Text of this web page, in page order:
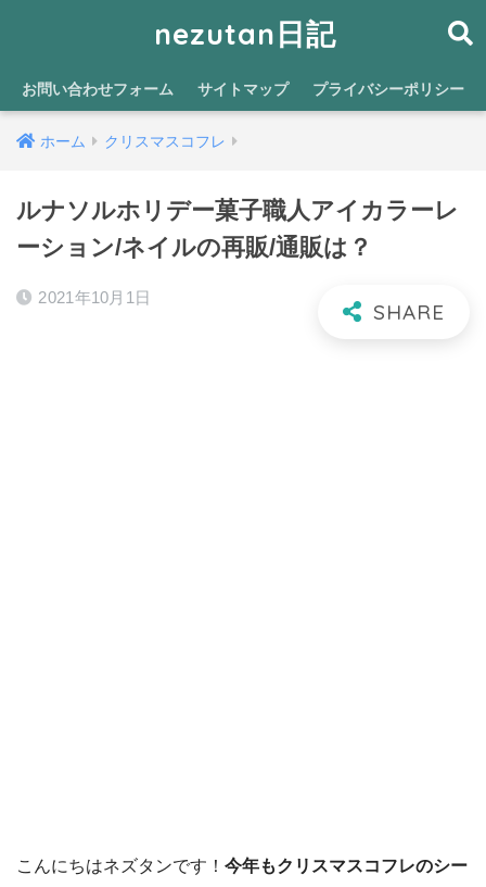
nezutan日記
お問い合わせフォーム サイトマップ プライバシーポリシー
ホーム クリスマスコフレ
ルナソルホリデー菓子職人アイカラーレ
ーション/ネイルの再販/通販は？
2021年10月1日
こんにちはネズタンです！ 今年もクリスマスコフレのシー